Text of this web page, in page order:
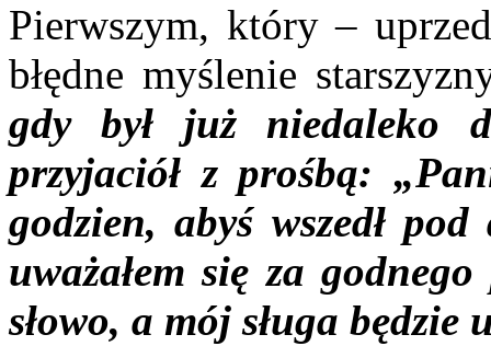
Pierwszym, który –
błędne myślenie
gdy był już niedaleko
przyjaciół z prośbą:
godzien, abyś wszedł
uważałem się za
słowo, a mój sługa będzie